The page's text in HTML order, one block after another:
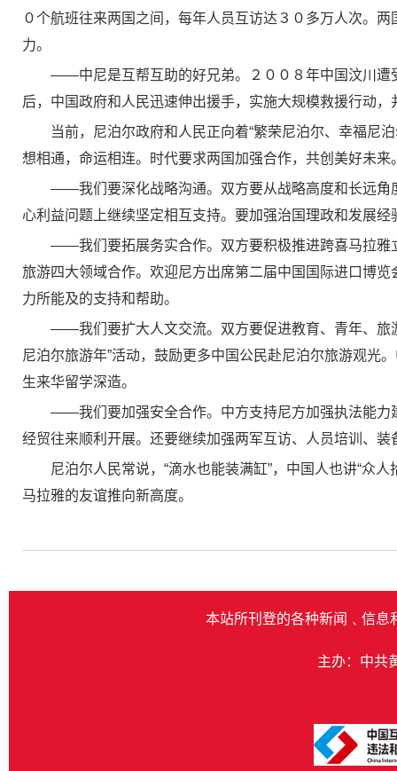
０个航班往来两国之间，每年人员互访达３０多万人次。
力。
——中尼是互帮互助的好兄弟。２００８年中国汶川遭
后，中国政府和人民迅速伸出援手，实施大规模救援行动
当前，尼泊尔政府和人民正向着“繁荣尼泊尔、幸福尼
想相通，命运相连。时代要求两国加强合作，共创美好未来
——我们要深化战略沟通。双方要从战略高度和长远角
心利益问题上继续坚定相互支持。要加强治国理政和发展
——我们要拓展务实合作。双方要积极推进跨喜马拉雅
旅游四大领域合作。欢迎尼方出席第二届中国国际进口博
力所能及的支持和帮助。
——我们要扩大人文交流。双方要促进教育、青年、旅
尼泊尔旅游年”活动，鼓励更多中国公民赴尼泊尔旅游观光
生来华留学深造。
——我们要加强安全合作。中方支持尼方加强执法能力
经贸往来顺利开展。还要继续加强两军互访、人员培训、装
尼泊尔人民常说，“滴水也能装满缸”，中国人也讲“众
马拉雅的友谊推向新高度。
本站所刊登的各种新闻﹑信息
主办：中共